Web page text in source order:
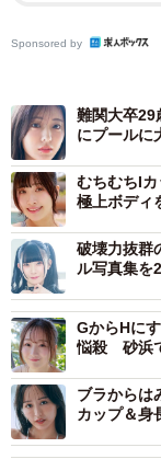
Sponsored by
難関大卒
にプールに
むちむちI
極上ボディ
破壊力抜
ル写真集を
GからHに
悩殺 砂浜
ブラからは
カップ＆身